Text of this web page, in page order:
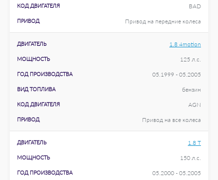
КОД ДВИГАТЕЛЯ BAD
ПРИВОД Привод на передние колеса
ДВИГАТЕЛЬ 1.8 4motion
МОЩНОСТЬ 125 л.с.
ГОД ПРОИЗВОДСТВА 05.1999 - 05.2005
ВИД ТОПЛИВА бензин
КОД ДВИГАТЕЛЯ AGN
ПРИВОД Привод на все колеса
ДВИГАТЕЛЬ 1.8 T
МОЩНОСТЬ 150 л.с.
ГОД ПРОИЗВОДСТВА 05.2000 - 05.2005